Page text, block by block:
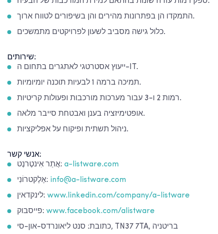
התמקדו הן בפתרונות מהירים והן בשיפורים לטווח ארוך.
כלול גישה מסביב לשעון לפרויקטים מתמשכים.
שירותים:
ייעוץ אסטרטגי לאתגרים בתחום ה-IT.
תמיכה ברמה 1 לבעיות תוכנה יומיומיות.
רמות 2 ו-3 עבור מערכות מורכבות ופעולות קריטיות.
אופטימיזציה בענן ואבטחת סייבר מלאה.
ניהול תשתית ופיקוח על אפליקציות.
אנשי קשר:
אֲתַר אִינטֶרנֶט: a-listware.com
אֶלֶקטרוֹנִי: info@a-listware.com
לינקדאין: www.linkedin.com/company/a-listware
פייסבוק: www.facebook.com/alistware
כתובת: סנט ליאונרדס-און-סי, TN37 7TA, בריטניה